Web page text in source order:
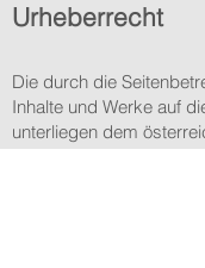
Urheberrecht
Die durch die
Inhalte und Werke auf
unterliegen dem
Urheberrecht. Die